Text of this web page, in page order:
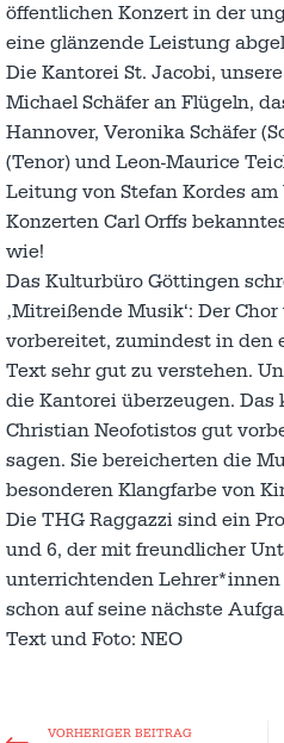
öffentlichen Konzert in der
eine glänzende Leistung
Die Kantorei St. Jacobi,
Michael Schäfer an Flügeln,
Hannover, Veronika Schäfer
(Tenor) und Leon-Maurice
Leitung von Stefan Kordes
Konzerten Carl Orffs
wie!
Das Kulturbüro Göttingen
‚Mitreißende Musik‘: Der
vorbereitet, zumindest in den
Text sehr gut zu verstehen.
die Kantorei überzeugen. Das
Christian Neofotistos gut
sagen. Sie bereicherten die
besonderen Klangfarbe von
Die THG Raggazzi sind ein
und 6, der mit freundlicher
unterrichtenden
schon auf seine nächste
Text und Foto: NEO
VORHERIGER BEITRAG